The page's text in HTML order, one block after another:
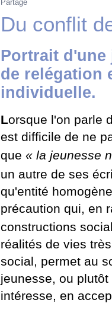
Partage
Du conflit
Portrait d'une
de relégation
individuelle.
Lorsque l'on parle
est difficile de ne
que « la jeunesse
un autre de ses
qu'entité
précaution qui, en
constructions
réalités de vies
social, permet au
jeunesse, ou
intéresse, en